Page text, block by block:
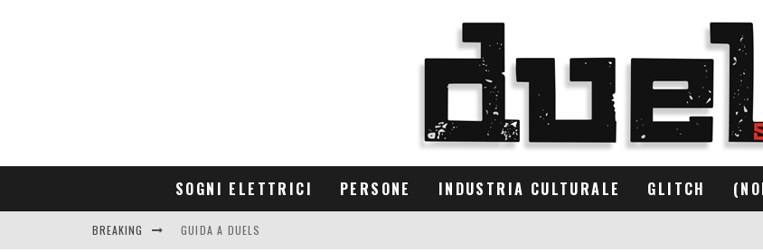
SOGNI ELETTRICI PERSONE INDUSTRIA CULTURALE GLITCH
BREAKING GUIDA A DUELS